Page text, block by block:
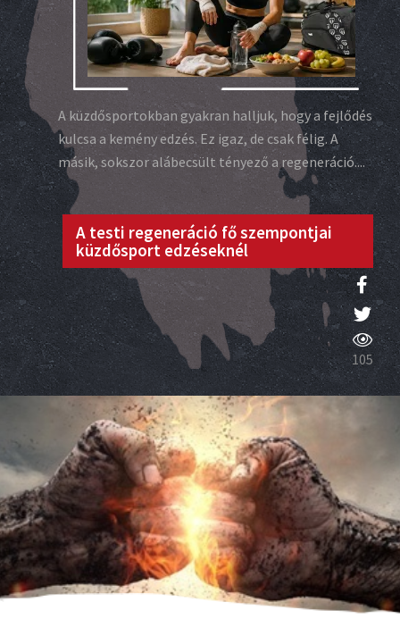
A küzdősportokban gyakran halljuk, hogy a fejlődés
kulcsa a kemény edzés. Ez igaz, de csak félig. A
másik, sokszor alábecsült tényező a regeneráció....
A testi regeneráció fő szempontjai
küzdősport edzéseknél
105